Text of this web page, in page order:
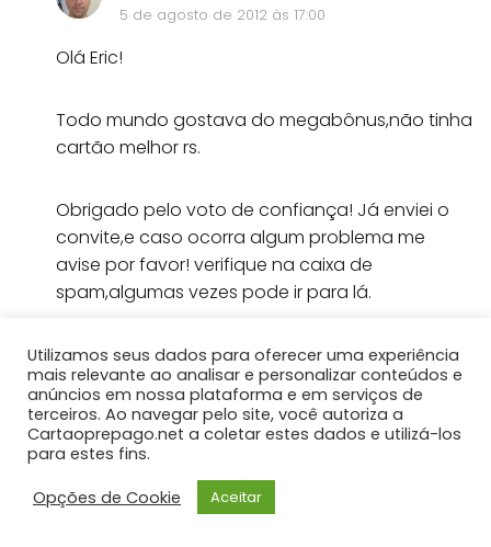
5 de agosto de 2012 às 17:00
Olá Eric!
Todo mundo gostava do megabônus,não tinha
cartão melhor rs.
Obrigado pelo voto de confiança! Já enviei o
convite,e caso ocorra algum problema me
avise por favor! verifique na caixa de
spam,algumas vezes pode ir para lá.
Eu que agradeço pela visita e fico feliz que
tenha achado uma boa opção de cartão!
Abraço!
Carregando...
Utilizamos seus dados para oferecer uma experiência
mais relevante ao analisar e personalizar conteúdos e
anúncios em nossa plataforma e em serviços de
terceiros. Ao navegar pelo site, você autoriza a
Cartaoprepago.net a coletar estes dados e utilizá-los
para estes fins.
Opções de Cookie
Aceitar